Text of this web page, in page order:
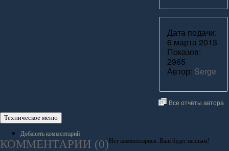
Дата подачи:
6 марта 2013
Показов:
2965
Автор: Serge
Все отчёты автора
Техническое меню
Добавить комментарий
КОММЕНТАРИИ (0) Нет комментариев. Ваш будет первым!